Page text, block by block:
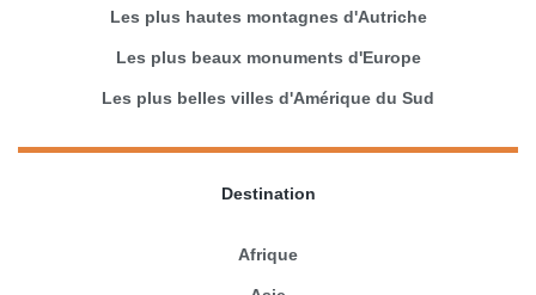
Les plus hautes montagnes d'Autriche
Les plus beaux monuments d'Europe
Les plus belles villes d'Amérique du Sud
Destination
Afrique